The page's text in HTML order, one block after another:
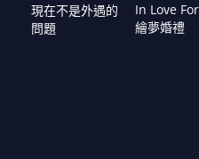
現在不是外遇的
問題
In Love
繪夢婚禮